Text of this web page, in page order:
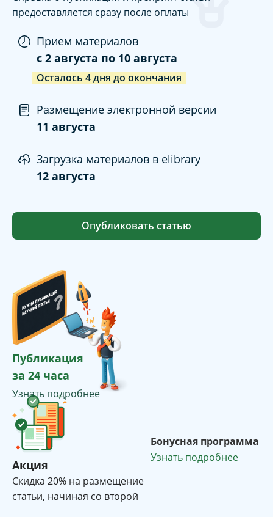
предоставляется сразу после оплаты
Прием материалов
c 2 августа по 10 августа
Осталось 4дня до окончания
Размещение электронной версии
11 августа
Загрузка материалов в elibrary
12 августа
Опубликовать статью
Публикация
за 24 часа
Узнать подробнее
Акция
Cкидка 20% на размещение
статьи, начиная со второй
Бонусная программа
Узнать подробнее